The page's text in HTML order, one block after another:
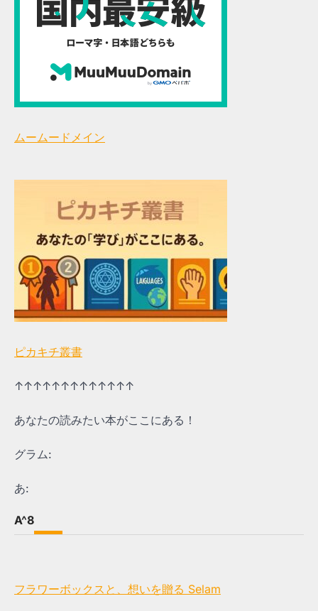
ムームードメイン
ピカキチ叢書
↑↑↑↑↑↑↑↑↑↑↑↑↑
あなたの読みたい本がここにある！
グラム:
あ:
A^8
フラワーボックスと、想いを贈る Selam